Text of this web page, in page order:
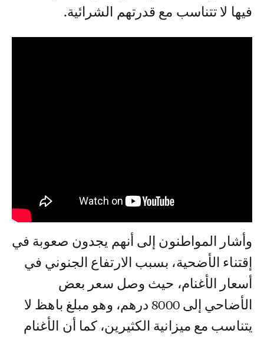
فيها لا تتناسب مع قدرتهم الشرائية.
وأشار المواطنون إلى أنهم يجدون صعوبة في
إقتناء الأضحية، بسبب الارتفاع الجنوني في
أسعار الأغنام، حيث وصل سعر بعض
الأضاحي إلى 8000 درهم، وهو مبلغ باهظ لا
يتناسب مع ميزانية الكثيرين، كما أن الأغنام